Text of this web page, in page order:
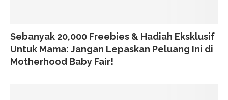
Sebanyak 20,000 Freebies & Hadiah Eksklusif
Untuk Mama: Jangan Lepaskan Peluang Ini di
Motherhood Baby Fair!